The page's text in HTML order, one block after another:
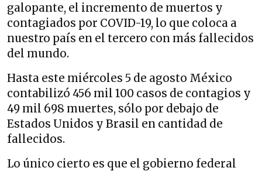
galopante, el incremento de muertos y
contagiados por COVID-19, lo que coloca a
nuestro país en el tercero con más fallecidos
del mundo.
Hasta este miércoles 5 de agosto México
contabilizó 456 mil 100 casos de contagios y
49 mil 698 muertes, sólo por debajo de
Estados Unidos y Brasil en cantidad de
fallecidos.
Lo único cierto es que el gobierno federal